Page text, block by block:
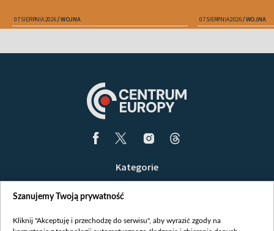
07 SIERPNIA 2026 WOJNA 07 SIERPNIA 2026 WOJNA
Kategorie
Opinie
Szanujemy Twoją prywatność
Kliknij "Akceptuję i przechodzę do serwisu", aby wyrazić zgody na